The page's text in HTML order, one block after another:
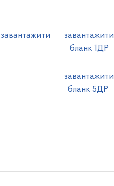
завантажити
завантажити
бланк 1ДР
завантажити
бланк 5ДР